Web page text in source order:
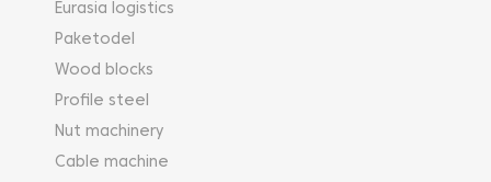
Eurasia logistics
Paketodel
Wood blocks
Profile steel
Nut machinery
Cable machine